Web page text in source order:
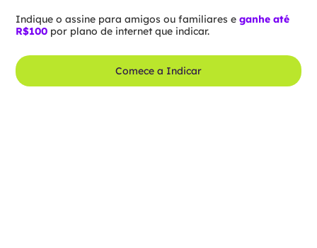
Indique o assine para amigos ou familiares eganhe até
R$100 por plano de internet que indicar.
Comece a Indicar